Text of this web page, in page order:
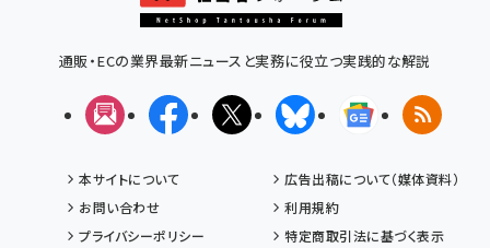
通販・ECの業界最新ニュースと実務に役立つ実践的な解説
メルマガFacebookX(エックス)BlueskyGoogleニュ
RSS
本サイトについて
広告出稿について（媒体資料）
お問い合わせ
利用規約
プライバシーポリシー
特定商取引法に基づく表示